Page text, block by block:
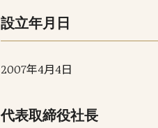
設立年月日
2007年4月4日
代表取締役社長